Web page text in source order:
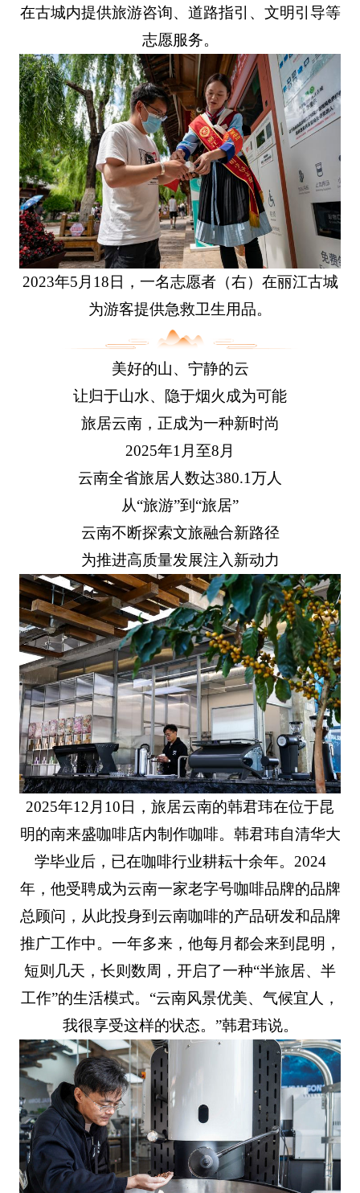
在古城内提供旅游咨询、道路指引、文明引导等
志愿服务。
2023年5月18日，一名志愿者（右）在丽江古城
为游客提供急救卫生用品。
美好的山、宁静的云
让归于山水、隐于烟火成为可能
旅居云南，正成为一种新时尚
2025年1月至8月
云南全省旅居人数达380.1万人
从“旅游”到“旅居”
云南不断探索文旅融合新路径
为推进高质量发展注入新动力
2025年12月10日，旅居云南的韩君玮在位于昆
明的南来盛咖啡店内制作咖啡。韩君玮自清华大
学毕业后，已在咖啡行业耕耘十余年。2024
年，他受聘成为云南一家老字号咖啡品牌的品牌
总顾问，从此投身到云南咖啡的产品研发和品牌
推广工作中。一年多来，他每月都会来到昆明，
短则几天，长则数周，开启了一种“半旅居、半
工作”的生活模式。“云南风景优美、气候宜人，
我很享受这样的状态。”韩君玮说。